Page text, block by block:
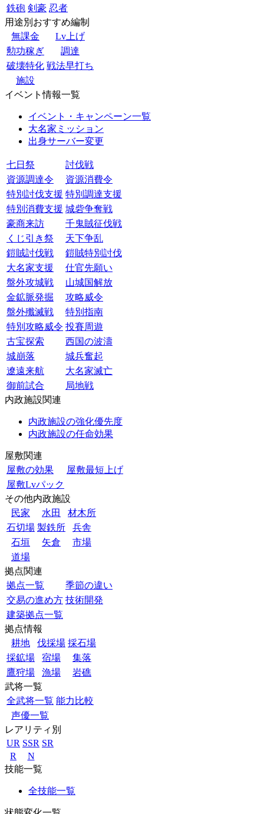
鉄砲 剣豪 忍者
用途別おすすめ編制
無課金
Lv上げ
勲功稼ぎ
調達
破壊特化 戦法早打ち
施設
イベント情報一覧
イベント・キャンペーン一覧
大名家ミッション
出身サーバー変更
七日祭
討伐戦
資源調達令
資源消費令
特別討伐支援 特別調達支援
特別消費支援 城砦争奪戦
豪商来訪
千鬼賊征伐戦
くじ引き祭
天下争乱
鎧賊討伐戦
鎧賊特別討伐
大名家支援
仕官先願い
盤外攻城戦
山城国解放
金鉱脈発掘
攻略威令
盤外殲滅戦
特別指南
特別攻略威令 投賽周遊
古宝探索
西国の波濤
城崩落
城兵奮起
遼遠来航
大名家滅亡
御前試合
局地戦
内政施設関連
内政施設の強化優先度
内政施設の任命効果
屋敷関連
屋敷の効果
屋敷最短上げ
屋敷Lvパック
その他内政施設
民家
水田
材木所
石切場 製鉄所
兵舎
石垣
矢倉
市場
道場
拠点関連
拠点一覧
季節の違い
交易の進め方 技術開発
建築拠点一覧
拠点情報
耕地
伐採場 採石場
採鉱場
宿場
集落
鷹狩場
漁場
岩礁
武将一覧
全武将一覧 能力比較
声優一覧
レアリティ別
UR SSR SR
R
N
技能一覧
全技能一覧